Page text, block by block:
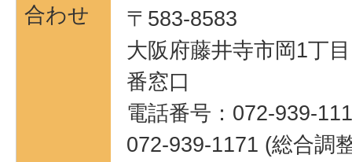
合わせ
〒583-8583
大阪府藤井寺市岡1丁
番窓口
電話番号：072-939-
072-939-1171 (総合調